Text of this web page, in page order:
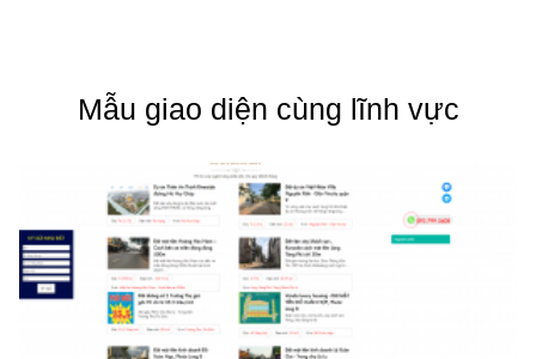
Mẫu giao diện cùng lĩnh vực